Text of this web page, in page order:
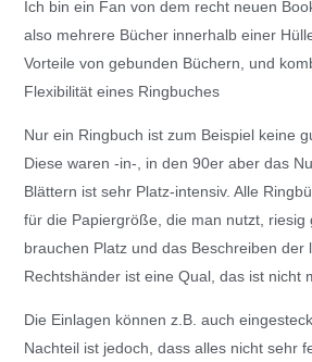
Ich bin ein Fan von dem recht neuen
also mehrere Bücher innerhalb einer
Vorteile von gebunden Büchern, und
Flexibilität eines Ringbuches
Nur ein Ringbuch ist zum Beispiel keine
Diese waren -in-, in den 90er aber das
Blättern ist sehr Platz-intensiv. Alle
für die Papiergröße, die man nutzt, riesig
brauchen Platz und das Beschreiben der
Rechtshänder ist eine Qual, das ist nicht
Die Einlagen können z.B. auch
Nachteil ist jedoch, dass alles nicht sehr